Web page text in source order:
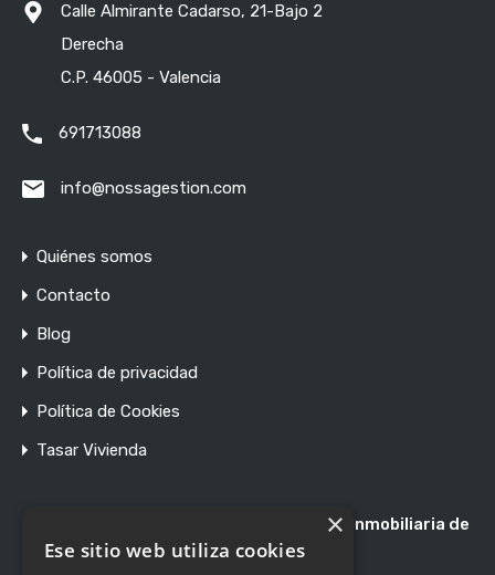
Calle Almirante Cadarso, 21-Bajo 2
Derecha
C.P. 46005 - Valencia
691713088
info@nossagestion.com
Quiénes somos
Contacto
Blog
Política de privacidad
Política de Cookies
Tasar Vivienda
Registro de Agentes de Intermediación Inmobiliaria de
la Comunidad Valenciana RAICV 1897
×
Ese sitio web utiliza cookies